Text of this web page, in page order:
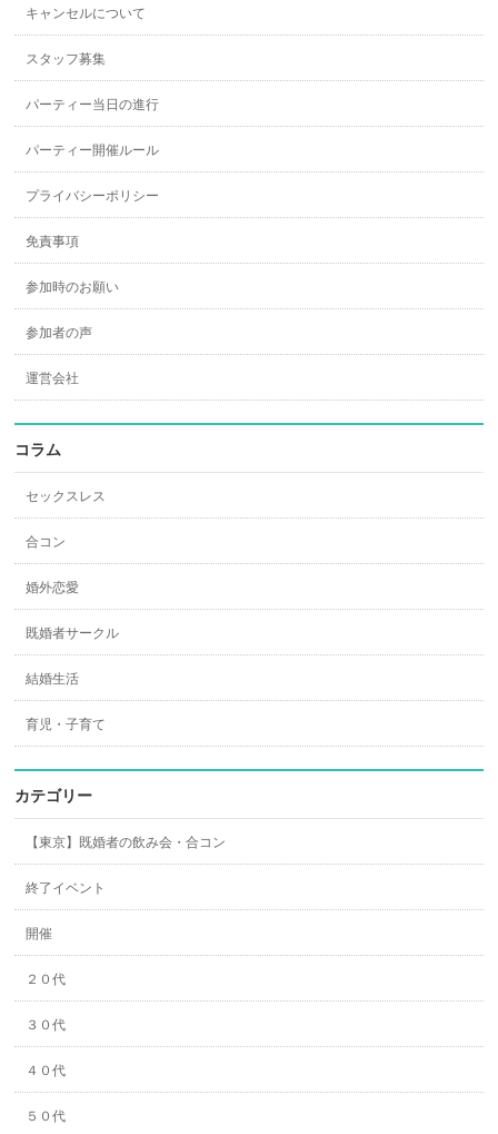
キャンセルについて
スタッフ募集
パーティー当日の進行
パーティー開催ルール
プライバシーポリシー
免責事項
参加時のお願い
参加者の声
運営会社
コラム
セックスレス
合コン
婚外恋愛
既婚者サークル
結婚生活
育児・子育て
カテゴリー
【東京】既婚者の飲み会・合コン
終了イベント
開催
２０代
３０代
４０代
５０代